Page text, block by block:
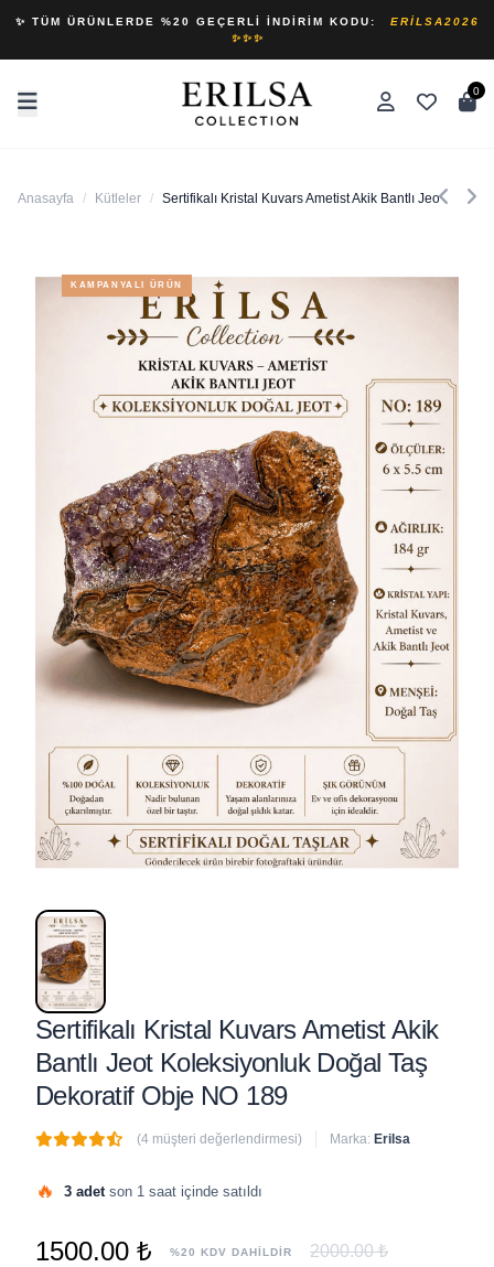
✨ TÜM ÜRÜNLERDE %20 GEÇERLI İNDIRIM KODU:
ERILSA2026
✨✨✨
0
Anasayfa / Kütleler / Sertifikalı Kristal Kuvars Ametist Akik Bantlı Jeot
KAMPANYALI ÜRÜN
Sertifikalı Kristal Kuvars Ametist Akik
Bantlı Jeot Koleksiyonluk Doğal Taş
Dekoratif Obje NO 189
(4 müşteri değerlendirmesi) Marka: Erilsa
🔥 3 adet son 1 saat içinde satıldı
1500.00 ₺ %20 KDV DAHİLDİR 2000.00 ₺